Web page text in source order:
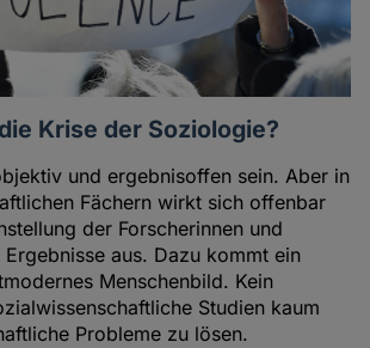
Krise der Soziologie?
und ergebnisoffen sein. Aber in
Fächern wirkt sich offenbar
der Forscherinnen und
aus. Dazu kommt ein
Menschenbild. Kein
Studien kaum
Probleme zu lösen.